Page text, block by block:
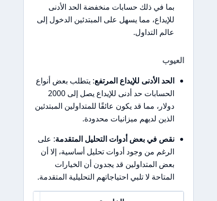
بما في ذلك حسابات منخفضة الحد الأدنى
للإيداع، مما يسهل على المبتدئين الدخول إلى
عالم التداول.
العيوب
الحد الأدنى للإيداع المرتفع: يتطلب بعض أنواع
الحسابات حد أدنى للإيداع يصل إلى 2000
دولار، مما قد يكون عائقًا للمتداولين المبتدئين
الذين لديهم ميزانيات محدودة.
نقص في بعض أدوات التحليل المتقدمة: على
الرغم من وجود أدوات تحليل أساسية، إلا أن
بعض المتداولين قد يجدون أن الخيارات
المتاحة لا تلبي احتياجاتهم التحليلية المتقدمة.